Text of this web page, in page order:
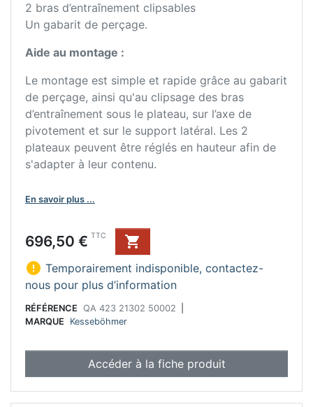
2 bras d’entraînement clipsables
Un gabarit de perçage.
Aide au montage :
Le montage est simple et rapide grâce au gabarit
de perçage, ainsi qu'au clipsage des bras
d’entraînement sous le plateau, sur l’axe de
pivotement et sur le support latéral. Les 2
plateaux peuvent être réglés en hauteur afin de
s'adapter à leur contenu.
En savoir plus ...
Prix
696,50 € TTC

 Temporairement indisponible, contactez-
nous pour plus d’information
RÉFÉRENCE QA 423 21302 50002
MARQUE
Kesseböhmer
Accéder à la fiche produit